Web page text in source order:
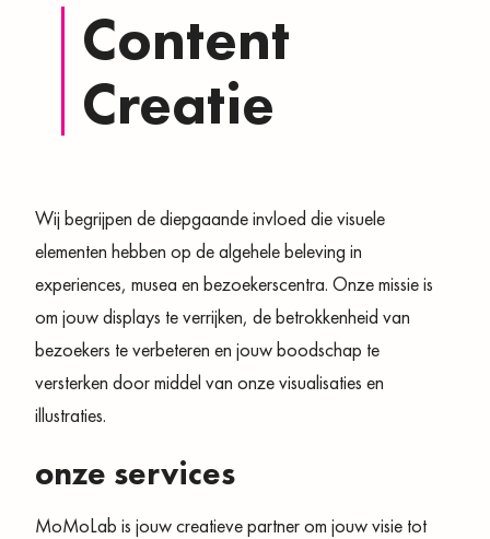
Content
Creatie
Wij begrijpen de diepgaande invloed die visuele
elementen hebben op de algehele beleving in
experiences, musea en bezoekerscentra. Onze missie is
om jouw displays te verrijken, de betrokkenheid van
bezoekers te verbeteren en jouw boodschap te
versterken door middel van onze visualisaties en
illustraties.
onze services
MoMoLab is jouw creatieve partner om jouw visie tot